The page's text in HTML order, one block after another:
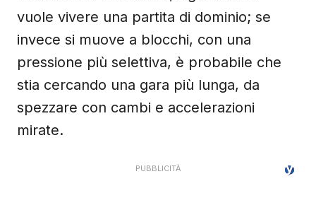
vuole vivere una partita di dominio; se
invece si muove a blocchi, con una
pressione più selettiva, è probabile che
stia cercando una gara più lunga, da
spezzare con cambi e accelerazioni
mirate.